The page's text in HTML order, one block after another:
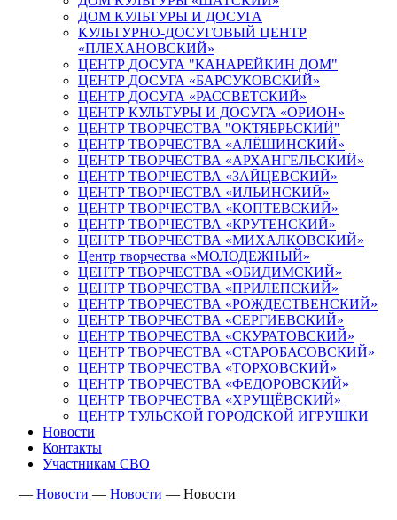
ДОМ КУЛЬТУРЫ И ДОСУГА
КУЛЬТУРНО-ДОСУГОВЫЙ ЦЕНТР
«ПЛЕХАНОВСКИЙ»
ЦЕНТР ДОСУГА "КАНАРЕЙКИН ДОМ"
ЦЕНТР ДОСУГА «БАРСУКОВСКИЙ»
ЦЕНТР ДОСУГА «РАССВЕТСКИЙ»
ЦЕНТР КУЛЬТУРЫ И ДОСУГА «ОРИОН»
ЦЕНТР ТВОРЧЕСТВА "ОКТЯБРЬСКИЙ"
ЦЕНТР ТВОРЧЕСТВА «АЛЁШИНСКИЙ»
ЦЕНТР ТВОРЧЕСТВА «АРХАНГЕЛЬСКИЙ»
ЦЕНТР ТВОРЧЕСТВА «ЗАЙЦЕВСКИЙ»
ЦЕНТР ТВОРЧЕСТВА «ИЛЬИНСКИЙ»
ЦЕНТР ТВОРЧЕСТВА «КОПТЕВСКИЙ»
ЦЕНТР ТВОРЧЕСТВА «КРУТЕНСКИЙ»
ЦЕНТР ТВОРЧЕСТВА «МИХАЛКОВСКИЙ»
Центр творчества «МОЛОДЕЖНЫЙ»
ЦЕНТР ТВОРЧЕСТВА «ОБИДИМСКИЙ»
ЦЕНТР ТВОРЧЕСТВА «ПРИЛЕПСКИЙ»
ЦЕНТР ТВОРЧЕСТВА «РОЖДЕСТВЕНСКИЙ»
ЦЕНТР ТВОРЧЕСТВА «СЕРГИЕВСКИЙ»
ЦЕНТР ТВОРЧЕСТВА «СКУРАТОВСКИЙ»
ЦЕНТР ТВОРЧЕСТВА «СТАРОБАСОВСКИЙ»
ЦЕНТР ТВОРЧЕСТВА «ТОРХОВСКИЙ»
ЦЕНТР ТВОРЧЕСТВА «ФЕДОРОВСКИЙ»
ЦЕНТР ТВОРЧЕСТВА «ХРУЩЁВСКИЙ»
ЦЕНТР ТУЛЬСКОЙ ГОРОДСКОЙ ИГРУШКИ
Новости
Контакты
Участникам СВО
— Новости — Новости — Новости